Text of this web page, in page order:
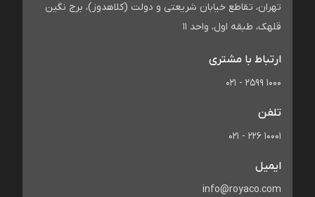
تهران، تقاطع خیابان شریعتی و دولت (کلاهدوز)، برج نگین
قلهک، طبقه اول، واحد 11
ارتباط با مشتری
021 - 2599 1000
تلفن
021 - 226 10001
ایمیل
info@royaco.com